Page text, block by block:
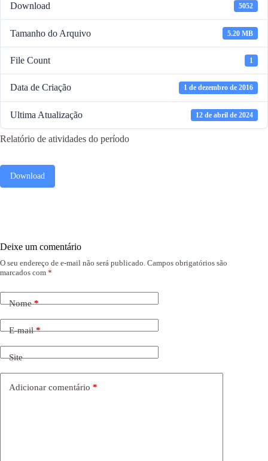
Download 5052
Tamanho do Arquivo 5.20 MB
File Count 1
Data de Criação 1 de dezembro de 2016
Ultima Atualização 12 de abril de 2024
Relatório de atividades do período
Download
Deixe um comentário
O seu endereço de e-mail não será publicado. Campos obrigatórios são
marcados com *
Nome*
E-mail*
Site
Adicionar comentário *